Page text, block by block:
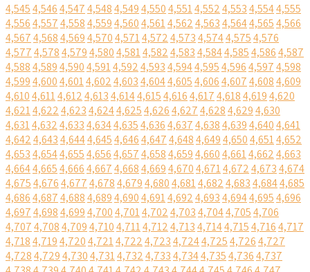
4,5454,5464,5474,5484,5494,5504,5514,5524,5534,5544,555
4,5564,5574,5584,5594,5604,5614,5624,5634,5644,5654,566
4,5674,5684,5694,5704,5714,5724,5734,5744,5754,576
4,5774,5784,5794,5804,5814,5824,5834,5844,5854,5864,587
4,5884,5894,5904,5914,5924,5934,5944,5954,5964,5974,598
4,5994,6004,6014,6024,6034,6044,6054,6064,6074,6084,609
4,6104,6114,6124,6134,6144,6154,6164,6174,6184,6194,620
4,6214,6224,6234,6244,6254,6264,6274,6284,6294,630
4,6314,6324,6334,6344,6354,6364,6374,6384,6394,6404,641
4,6424,6434,6444,6454,6464,6474,6484,6494,6504,6514,652
4,6534,6544,6554,6564,6574,6584,6594,6604,6614,6624,663
4,6644,6654,6664,6674,6684,6694,6704,6714,6724,6734,674
4,6754,6764,6774,6784,6794,6804,6814,6824,6834,6844,685
4,6864,6874,6884,6894,6904,6914,6924,6934,6944,6954,696
4,6974,6984,6994,7004,7014,7024,7034,7044,7054,706
4,7074,7084,7094,7104,7114,7124,7134,7144,7154,7164,717
4,7184,7194,7204,7214,7224,7234,7244,7254,7264,727
4,7284,7294,7304,7314,7324,7334,7344,7354,7364,737